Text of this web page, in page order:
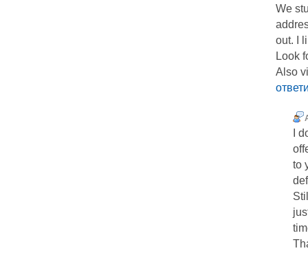
We
out. I
Look
Also
I
to